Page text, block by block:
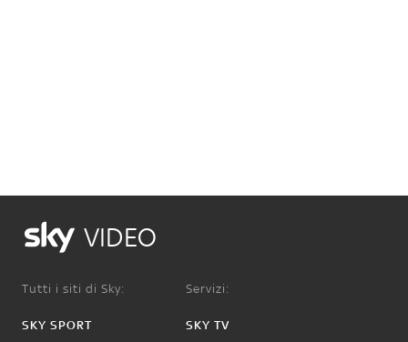
VIDEO
Tutti i siti di Sky:
SKY SPORT
Servizi:
SKY TV